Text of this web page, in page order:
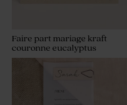
Faire part mariage kraft
couronne eucalyptus